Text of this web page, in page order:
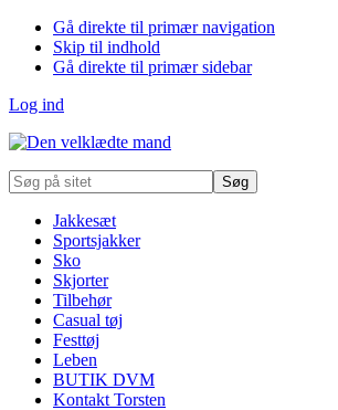
Gå direkte til primær navigation
Skip til indhold
Gå direkte til primær sidebar
Log ind
Søg
på
Jakkesæt
Sportsjakker
Sko
Skjorter
Tilbehør
Casual tøj
Festtøj
Leben
BUTIK DVM
Kontakt Torsten